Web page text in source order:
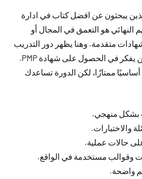
يبحثون عن افضل كتاب في ادارة
النهائي هو التعمق في المجال أو
متقدمة. وهنا يظهر دور التدريب
الاحترافي، خاصة لمن يفكر في الحصول على شهادة PMP.
ممتازًا، لكن الدورة تساعدك
بشكل منهجي.
والاختبارات.
حالات عملية.
وقوالب مستخدمة في الواقع.
واضحة.